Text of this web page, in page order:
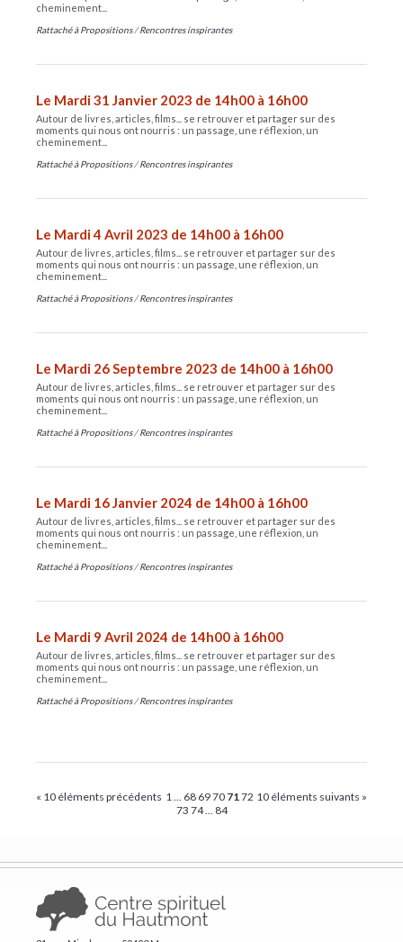
cheminement...
Rattaché à Propositions /Rencontres inspirantes
Le Mardi 31 Janvier 2023 de 14h00 à 16h00
Autour de livres, articles, films... se retrouver et partager sur des
moments qui nous ont nourris : un passage, une réflexion, un
cheminement...
Rattaché à Propositions /Rencontres inspirantes
Le Mardi 4 Avril 2023 de 14h00 à 16h00
Autour de livres, articles, films... se retrouver et partager sur des
moments qui nous ont nourris : un passage, une réflexion, un
cheminement...
Rattaché à Propositions /Rencontres inspirantes
Le Mardi 26 Septembre 2023 de 14h00 à 16h00
Autour de livres, articles, films... se retrouver et partager sur des
moments qui nous ont nourris : un passage, une réflexion, un
cheminement...
Rattaché à Propositions /Rencontres inspirantes
Le Mardi 16 Janvier 2024 de 14h00 à 16h00
Autour de livres, articles, films... se retrouver et partager sur des
moments qui nous ont nourris : un passage, une réflexion, un
cheminement...
Rattaché à Propositions /Rencontres inspirantes
Le Mardi 9 Avril 2024 de 14h00 à 16h00
Autour de livres, articles, films... se retrouver et partager sur des
moments qui nous ont nourris : un passage, une réflexion, un
cheminement...
Rattaché à Propositions /Rencontres inspirantes
« 10 éléments précédents 10 éléments suivants »
1... 68 6970 7172
73 74... 84